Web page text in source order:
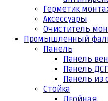
Герметик
Аксессуары
Очиститель
Промышленный
Панель
Панель
Панель ДСП
Панель из
Стойка
Двойная